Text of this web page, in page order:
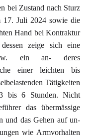
bei Zustand nach Sturz
Juli 2024 sowie die
Hand bei Kontraktur
zeige sich eine
ein an- deres
einer leichten bis
Tätigkeiten
bis 6 Stunden. Nicht
das übermässige
und das Gehen auf un-
wie Armvorhalten